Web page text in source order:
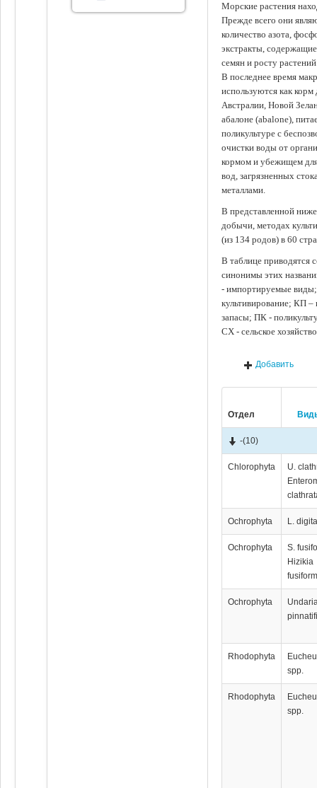
Морские растения
Прежде всего они
количество азота,
экстракты,
семян и росту
В последнее время
используются как
Австралии, Новой
абалоне (abalone),
поликультуре с
очистки воды от
кормом и убежищем
вод, загрязненных
металлами.
В представленной
добычи, методах
(из 134 родов) в 60
В таблице приводятся
синонимы этих
- импортируемые
культивирование; КП
запасы; ПК -
СХ - сельское
Добавить
Отдел
-(10)
Chlorophyta
U.
Ochrophyta L.
Ochrophyta
S.
Hizikia
Ochrophyta
Rhodophyta
spp.
Rhodophyta
spp.